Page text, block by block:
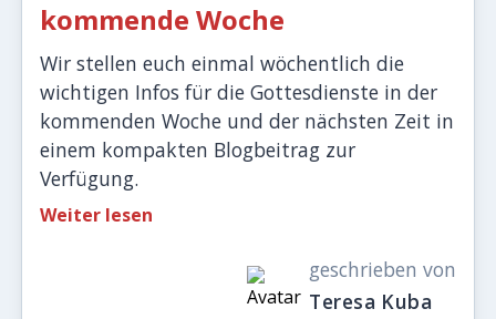
kommende Woche
Wir stellen euch einmal wöchentlich die
wichtigen Infos für die Gottesdienste in der
kommenden Woche und der nächsten Zeit in
einem kompakten Blogbeitrag zur
Verfügung.
Weiter lesen
geschrieben von
Teresa Kuba